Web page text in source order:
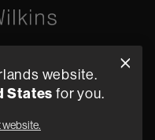
website.
States for you.